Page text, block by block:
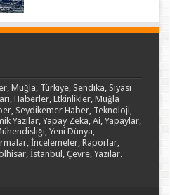
Muğla, Türkiye, Sendika, Siyasi
Haberler, Etkinlikler, Muğla
Seydikemer Haber, Teknoloji,
Yazılar, Yapay Zeka, Ai, Yapaylar,
Yeni Dünya,
İncelemeler, Raporlar,
İstanbul, Çevre, Yazılar.